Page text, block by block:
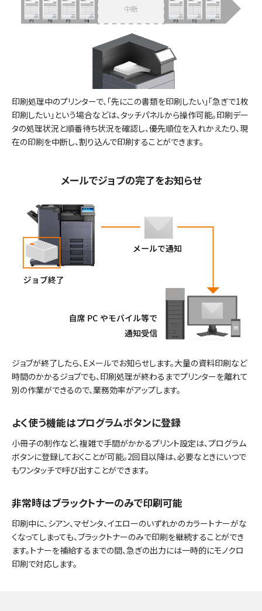
印刷処理中のプリンターで、「先にこの書類を印刷したい」「急ぎで1枚
印刷したい」という場合などは、タッチパネルから操作可能。印刷デー
タの処理状況と順番待ち状況を確認し、優先順位を入れかえたり、現
在の印刷を中断し、割り込んで印刷することができます。
メールでジョブの完了をお知らせ
ジョブが終了したら、Eメールでお知らせします。大量の資料印刷など
時間のかかるジョブでも、印刷処理が終わるまでプリンターを離れて
別の作業ができるので、業務効率がアップします。
よく使う機能はプログラムボタンに登録
小冊子の制作など、複雑で手間がかかるプリント設定は、プログラム
ボタンに登録しておくことが可能。2回目以降は、必要なときにいつで
もワンタッチで呼び出すことができます。
非常時はブラックトナーのみで印刷可能
印刷中に、シアン、マゼンタ、イエローのいずれかのカラートナーがな
くなってしまっても、ブラックトナーのみで印刷を継続することができ
ます。トナーを補給するまでの間、急ぎの出力には一時的にモノクロ
印刷で対応します。